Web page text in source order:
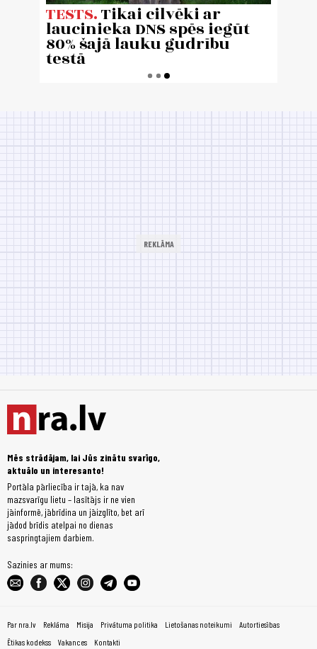
Mēs strādājam, lai Jūs zinātu svarīgo,
aktuālo un interesanto!
Portāla pārliecība ir tajā, ka nav
mazsvarīgu lietu – lasītājs ir ne vien
jāinformē, jābrīdina un jāizglīto, bet arī
jādod brīdis atelpai no dienas
saspringtajiem darbiem.
Sazinies ar mums:
Par nra.lv Reklāma Misija Privātuma politika Lietošanas noteikumi
Autortiesības
Ētikas kodekss
Vakances Kontakti